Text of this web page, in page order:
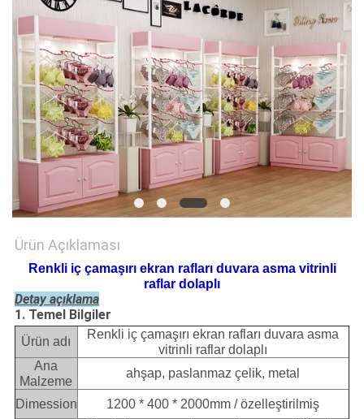
PRIVACY
POLICY
Ürün Açıklaması
Renkli iç çamaşırı ekran rafları duvara asma vitrinli
raflar dolaplı
Detay açıklama
1. Temel Bilgiler
Ürün adı
Renkli iç çamaşırı ekran rafları duvara asma
vitrinli raflar dolaplı
Ana
Malzeme
ahşap, paslanmaz çelik, metal
Dimession 1200 * 400 * 2000mm / özelleştirilmiş